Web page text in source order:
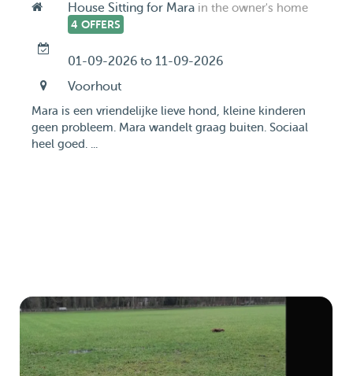
House Sitting for Mara in the owner's home
4 OFFERS
01-09-2026 to 11-09-2026
Voorhout
Mara is een vriendelijke lieve hond, kleine kinderen
geen probleem. Mara wandelt graag buiten. Sociaal
heel goed. ...